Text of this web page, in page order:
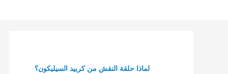
لماذا حلقة النقش من كربيد السيليكون؟